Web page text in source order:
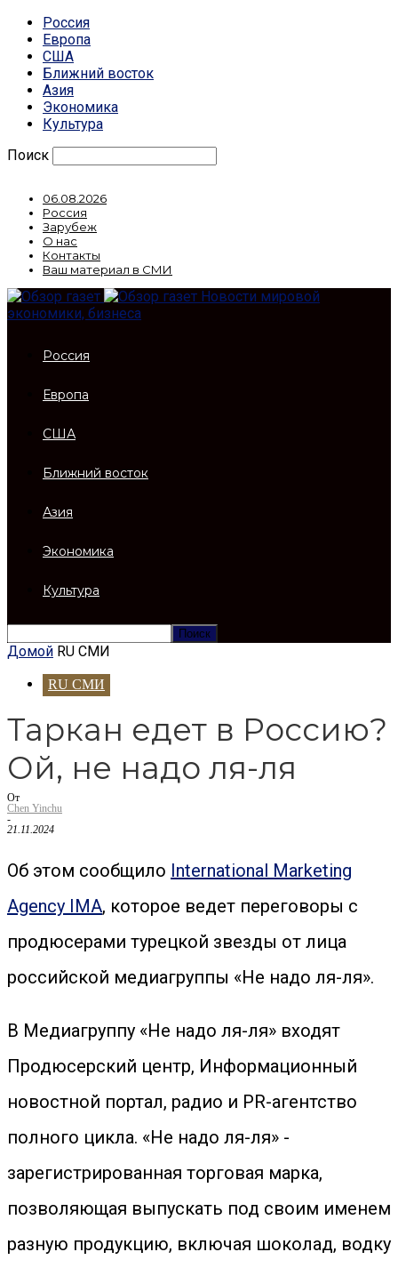
Россия
Европа
США
Ближний восток
Азия
Экономика
Культура
Поиск
06.08.2026
Россия
Зарубеж
О нас
Контакты
Ваш материал в СМИ
Новости мировой
экономики, бизнеса
Россия
Европа
США
Ближний восток
Азия
Экономика
Культура
Домой RU СМИ
RU СМИ
Таркан едет в Россию?
Ой, не надо ля-ля
От
Chen Yinchu
-
21.11.2024
Об этом сообщило International Marketing
Agency IMA, которое ведет переговоры с
продюсерами турецкой звезды от лица
российской медиагруппы «Не надо ля-ля».
В Медиагруппу «Не надо ля-ля» входят
Продюсерский центр, Информационный
новостной портал, радио и PR-агентство
полного цикла. «Не надо ля-ля» -
зарегистрированная торговая марка,
позволяющая выпускать под своим именем
разную продукцию, включая шоколад, водку